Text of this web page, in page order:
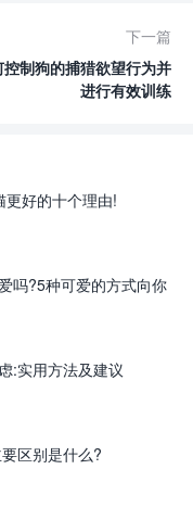
下一篇
控制狗的捕猎欲望行为并
进行有效训练
更好的十个理由!
吗?5种可爱的方式向你
:实用方法及建议
区别是什么?